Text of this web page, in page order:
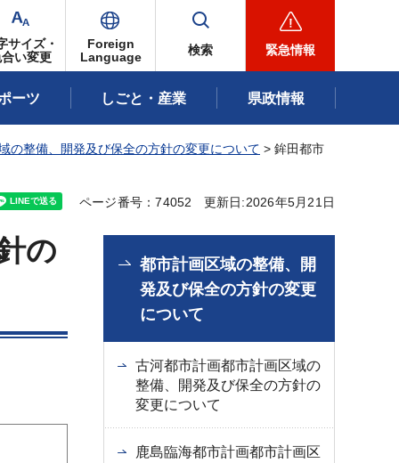
サイズ・
い変更
Foreign
Language
検索 緊急情報
ーツ しごと・産業 県政情報
の整備、開発及び保全の方針の変更について > 鉾田都市
ページ番号：74052 更新日:2026年5月21日
の
都市計画区域の整備、開
発及び保全の方針の変更
について
古河都市計画都市計画区域の
整備、開発及び保全の方針の
変更について
鹿島臨海都市計画都市計画区